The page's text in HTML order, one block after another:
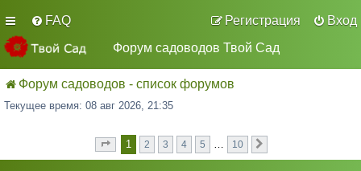
FAQ Вход
Регистрация
Форум садоводов Твой Сад
Форум садоводов - список форумов
Текущее время: 08 авг 2026, 21:35
Страница 1из 10
1 2 3 4 5 … 10